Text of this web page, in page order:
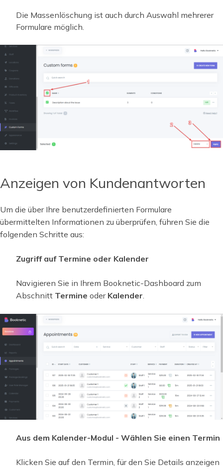
Die Massenlöschung ist auch durch Auswahl mehrerer
Formulare möglich.
Anzeigen von Kundenantworten
Um die über Ihre benutzerdefinierten Formulare
übermittelten Informationen zu überprüfen, führen Sie die
folgenden Schritte aus:
Zugriff auf Termine oder Kalender
Navigieren Sie in Ihrem Booknetic-Dashboard zum
Abschnitt Termine oder Kalender.
Aus dem Kalender-Modul - Wählen Sie einen Termin
Klicken Sie auf den Termin, für den Sie Details anzeigen